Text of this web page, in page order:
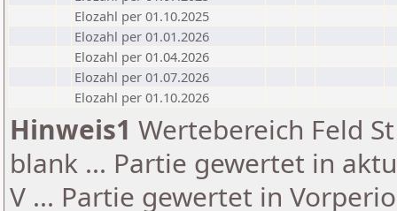
Elozahl per 01.10.2025
Elozahl per 01.01.2026
Elozahl per 01.04.2026
Elozahl per 01.07.2026
Elozahl per 01.10.2026
Hinweis1 Wertebereich Feld
blank ... Partie gewertet in
V ... Partie gewertet in